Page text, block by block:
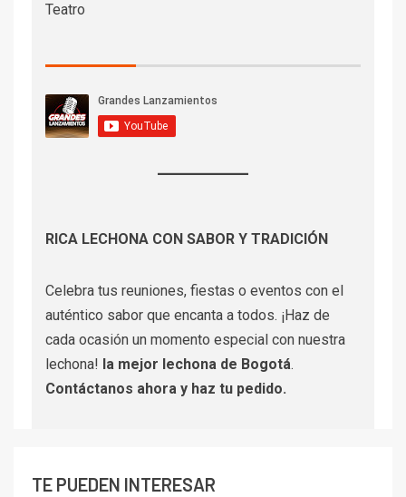
Teatro
RICA LECHONA CON SABOR Y TRADICIÓN
Celebra tus reuniones, fiestas o eventos con el
auténtico sabor que encanta a todos. ¡Haz de
cada ocasión un momento especial con nuestra
lechona! la mejor lechona de Bogotá.
Contáctanos ahora y haz tu pedido.
TE PUEDEN INTERESAR